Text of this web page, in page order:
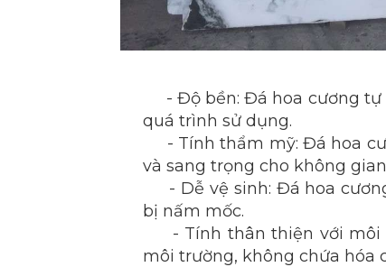
- Độ bền: Đá hoa cương tự
quá trình sử dụng.
- Tính thẩm mỹ: Đá hoa
và sang trọng cho không
- Dễ vệ sinh: Đá hoa
bị nấm mốc.
- Tính thân thiện với môi
môi trường, không chứa hóa